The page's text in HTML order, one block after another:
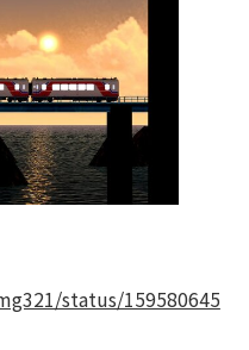
status/159580645